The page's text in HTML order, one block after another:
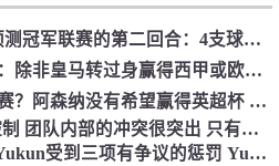
没有逆转？ DeepSeek预测冠军联赛的第二回合：4支球队在第一回合中获胜 枪手输了
有奇迹吗？西班牙媒体：除非皇马转过身赢得西甲或欧洲冠军
放弃联赛并赶到冠军联赛？阿森纳没有希望赢得英超杯 赢得欧洲冠军的可能性
Choi Kang-Hee失去了控制 团队内部的冲突很突出 只有一个人可以从水火中拯救崔孔
实时广播：Shenhua vs Yukun受到三项有争议的惩罚 Yukun将向中国足球联合会提出投诉